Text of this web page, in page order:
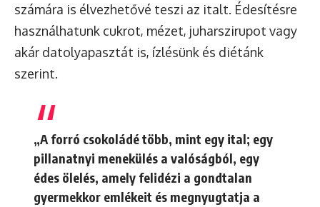
számára is élvezhetővé teszi az italt. Édesítésre
használhatunk cukrot, mézet, juharszirupot vagy
akár datolyapasztát is, ízlésünk és diétánk
szerint.
„A forró csokoládé több, mint egy ital; egy
pillanatnyi menekülés a valóságból, egy
édes ölelés, amely felidézi a gondtalan
gyermekkor emlékeit és megnyugtatja a